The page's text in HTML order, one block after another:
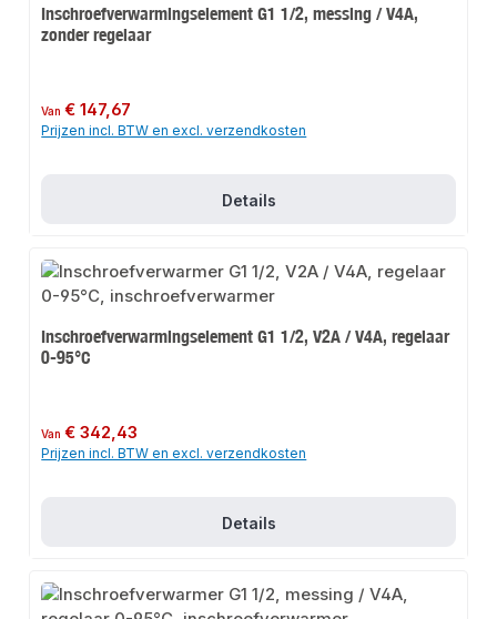
Inschroefverwarmingselement G1 1/2, messing / V4A,
zonder regelaar
Normale prijs:
Van€ 147,67
Prijzen incl. BTW en excl. verzendkosten
Details
Inschroefverwarmingselement G1 1/2, V2A / V4A, regelaar
0-95°C
Normale prijs:
Van€ 342,43
Prijzen incl. BTW en excl. verzendkosten
Details